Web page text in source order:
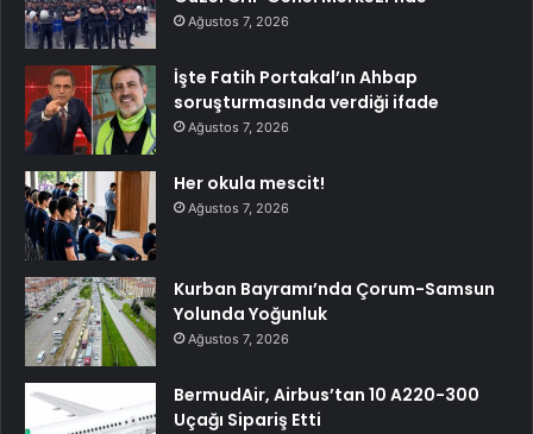
Ağustos 7, 2026
İşte Fatih Portakal’ın Ahbap
soruşturmasında verdiği ifade
Ağustos 7, 2026
Her okula mescit!
Ağustos 7, 2026
Kurban Bayramı’nda Çorum-Samsun
Yolunda Yoğunluk
Ağustos 7, 2026
BermudAir, Airbus’tan 10 A220-300
Uçağı Sipariş Etti